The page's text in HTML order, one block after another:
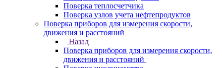
Поверка теплосчетчика
Поверка узлов учета нефтепродуктов
Поверка приборов для измерения скорости,
движения и расстояний
Назад
Поверка приборов для измерения скорости,
движения и расстояний